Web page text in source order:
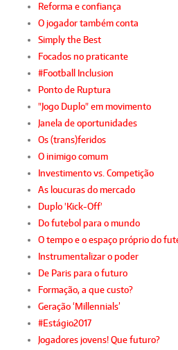
Reforma e confiança
O jogador também conta
Simply the Best
Focados no praticante
#Football Inclusion
Ponto de Ruptura
"Jogo Duplo" em movimento
Janela de oportunidades
Os (trans)feridos
O inimigo comum
Investimento vs. Competição
As loucuras do mercado
Duplo 'Kick-Off'
Do futebol para o mundo
O tempo e o espaço próprio do
Instrumentalizar o poder
De Paris para o futuro
Formação, a que custo?
Geração ‘Millennials’
#Estágio2017
Jogadores jovens! Que futuro?